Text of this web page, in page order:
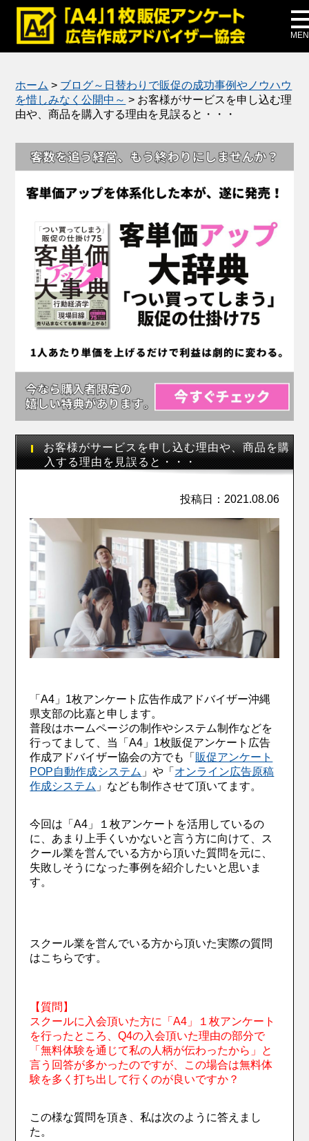
メディア掲載
公式ブログ
ホーム > ブログ～日替わりで販促の成功事例やノウハウ
を惜しみなく公開中～ > お客様がサービスを申し込む理
由や、商品を購入する理由を見誤ると・・・
お客様がサービスを申し込む理由や、商品を購
入する理由を見誤ると・・・
投稿日：2021.08.06
「A4」1枚アンケート広告作成アドバイザー沖縄
県支部の比嘉と申します。
普段はホームページの制作やシステム制作などを
行ってまして、当「A4」1枚販促アンケート広告
作成アドバイザー協会の方でも「 販促アンケート
POP自動作成システム 」や「 オンライン広告原稿
作成システム 」なども制作させて頂いてます。
今回は「A4」１枚アンケートを活用しているの
に、あまり上手くいかないと言う方に向けて、ス
クール業を営んでいる方から頂いた質問を元に、
失敗しそうになった事例を紹介したいと思いま
す。
スクール業を営んでいる方から頂いた実際の質問
はこちらです。
【質問】
スクールに入会頂いた方に「A4」１枚アンケート
を行ったところ、Q4の入会頂いた理由の部分で
「無料体験を通じて私の人柄が伝わったから」と
言う回答が多かったのですが、この場合は無料体
験を多く打ち出して行くのが良いですか？
この様な質問を頂き、私は次のように答えまし
た。